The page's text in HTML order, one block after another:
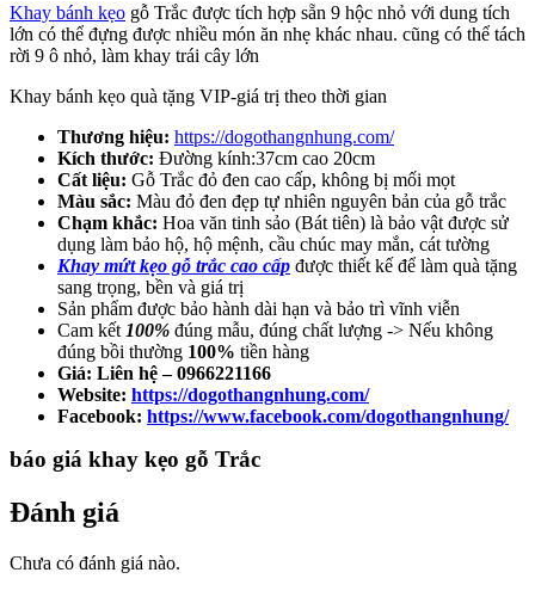
Khay bánh kẹo gỗ Trắc được tích hợp sẵn 9 hộc nhỏ với dung tích
lớn có thể đựng được nhiều món ăn nhẹ khác nhau. cũng có thể tách
rời 9 ô nhỏ, làm khay trái cây lớn
Khay bánh kẹo quà tặng VIP-giá trị theo thời gian
Thương hiệu: https://dogothangnhung.com/
Kích thước: Đường kính:37cm cao 20cm
Cất liệu: Gỗ Trắc đỏ đen cao cấp, không bị mối mọt
Màu sắc: Màu đỏ đen đẹp tự nhiên nguyên bản của gỗ trắc
Chạm khắc: Hoa văn tinh sảo (Bát tiên) là bảo vật được sử
dụng làm bảo hộ, hộ mệnh, cầu chúc may mắn, cát tường
Khay mứt kẹo gỗ trắc cao cấp được thiết kế để làm quà tặng
sang trọng, bền và giá trị
Sản phẩm được bảo hành dài hạn và bảo trì vĩnh viễn
Cam kết 100% đúng mẫu, đúng chất lượng -> Nếu không
đúng bồi thường 100% tiền hàng
Giá: Liên hệ – 0966221166
Website: https://dogothangnhung.com/
Facebook: https://www.facebook.com/dogothangnhung/
báo giá khay kẹo gỗ Trắc
Đánh giá
Chưa có đánh giá nào.